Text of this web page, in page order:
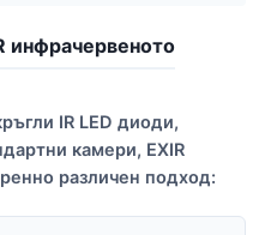
инфрачервеното
IR LED диоди,
камери, EXIR
различен подход: